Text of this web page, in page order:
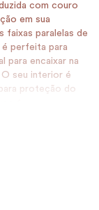
com couro
em sua
faixas paralelas de
perfeita para
para encaixar na
seu interior é
proteção do
amplo para
- Couro
com água; -
Para